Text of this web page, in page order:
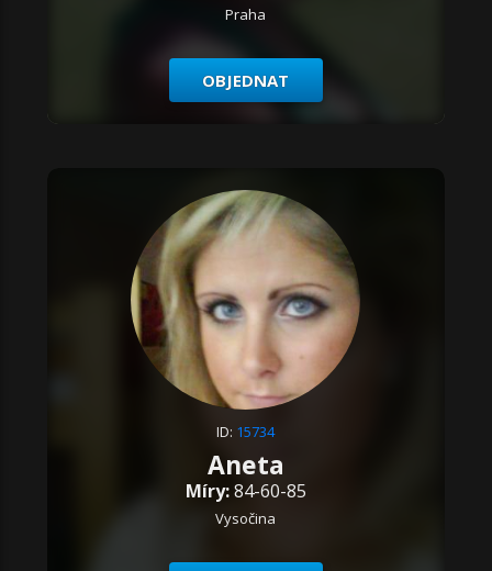
Praha
OBJEDNAT
ID: 15734
Aneta
Míry:84-60-85
Vysočina